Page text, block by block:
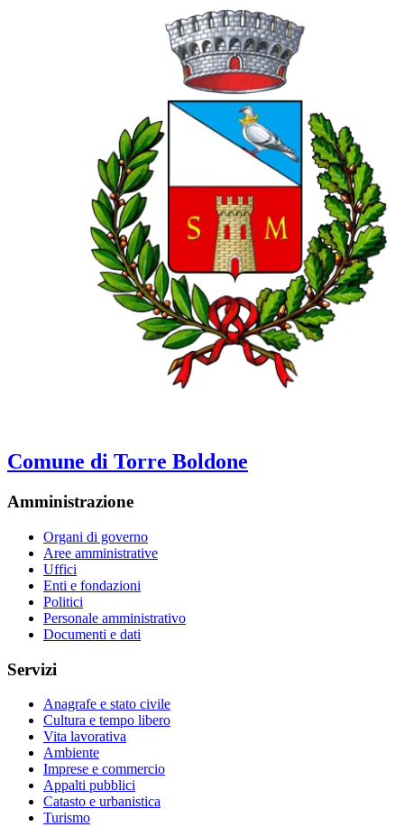
Comune di Torre Boldone
Amministrazione
Organi di governo
Aree amministrative
Uffici
Enti e fondazioni
Politici
Personale amministrativo
Documenti e dati
Servizi
Anagrafe e stato civile
Cultura e tempo libero
Vita lavorativa
Ambiente
Imprese e commercio
Appalti pubblici
Catasto e urbanistica
Turismo